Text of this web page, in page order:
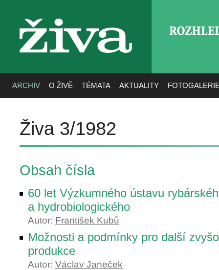
živa
ARCHIV O ŽIVĚ TÉMATA AKTUALITY
Živa 3/1982
Obsah čísla
60 let Výzkumného ústavu
a hydrobiologického
Autor: František Kubů
Možnosti a podmínky pro další
produkce
Autor: Václav Janeček